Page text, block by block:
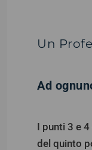
Un
Ad
I punti 3 e
del quinto